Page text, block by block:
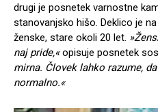
drugi je posnetek varnostne
stanovanjsko hišo. Deklico je
ženske, stare okoli 20 let.
naj pride,«opisuje posnetek
mirna. Človek lahko razume,
normalno.«